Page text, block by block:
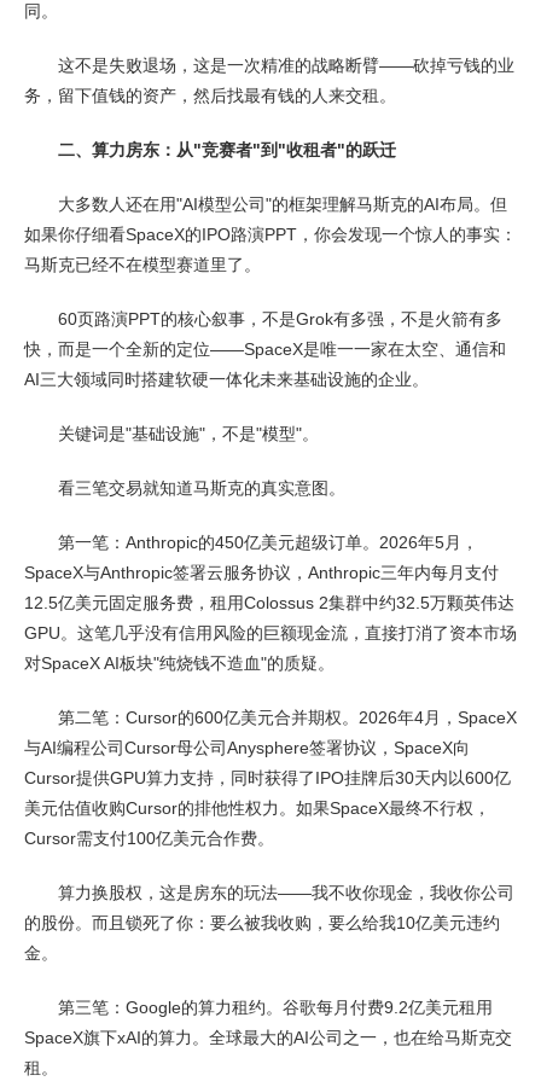
同。
这不是失败退场，这是一次精准的战略断臂——砍掉亏钱的业
务，留下值钱的资产，然后找最有钱的人来交租。
二、算力房东：从"竞赛者"到"收租者"的跃迁
大多数人还在用"AI模型公司"的框架理解马斯克的AI布局。但
如果你仔细看SpaceX的IPO路演PPT，你会发现一个惊人的事实：
马斯克已经不在模型赛道里了。
60页路演PPT的核心叙事，不是Grok有多强，不是火箭有多
快，而是一个全新的定位——SpaceX是唯一一家在太空、通信和
AI三大领域同时搭建软硬一体化未来基础设施的企业。
关键词是"基础设施"，不是"模型"。
看三笔交易就知道马斯克的真实意图。
第一笔：Anthropic的450亿美元超级订单。2026年5月，
SpaceX与Anthropic签署云服务协议，Anthropic三年内每月支付
12.5亿美元固定服务费，租用Colossus 2集群中约32.5万颗英伟达
GPU。这笔几乎没有信用风险的巨额现金流，直接打消了资本市场
对SpaceX AI板块"纯烧钱不造血"的质疑。
第二笔：Cursor的600亿美元合并期权。2026年4月，SpaceX
与AI编程公司Cursor母公司Anysphere签署协议，SpaceX向
Cursor提供GPU算力支持，同时获得了IPO挂牌后30天内以600亿
美元估值收购Cursor的排他性权力。如果SpaceX最终不行权，
Cursor需支付100亿美元合作费。
算力换股权，这是房东的玩法——我不收你现金，我收你公司
的股份。而且锁死了你：要么被我收购，要么给我10亿美元违约
金。
第三笔：Google的算力租约。谷歌每月付费9.2亿美元租用
SpaceX旗下xAI的算力。全球最大的AI公司之一，也在给马斯克交
租。